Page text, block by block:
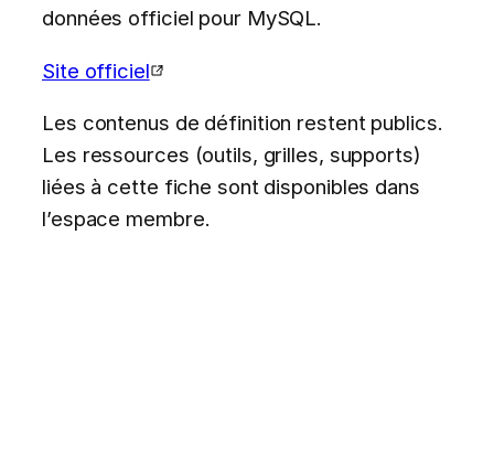
données officiel pour MySQL.
Site officiel
Les contenus de définition restent publics.
Les ressources (outils, grilles, supports)
liées à cette fiche sont disponibles dans
l’espace membre.